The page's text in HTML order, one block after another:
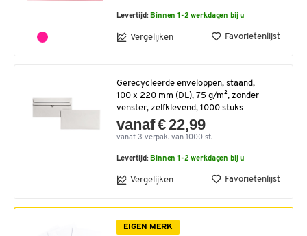
Levertijd:Binnen 1-2 werkdagen bij u
Vergelijken Favorietenlijst
Gerecycleerde enveloppen, staand,
100 x 220 mm (DL), 75 g/m², zonder
venster, zelfklevend, 1000 stuks
vanaf € 22,99
vanaf 3 verpak. van 1000 st.
Levertijd:Binnen 1-2 werkdagen bij u
Vergelijken Favorietenlijst
EIGEN MERK